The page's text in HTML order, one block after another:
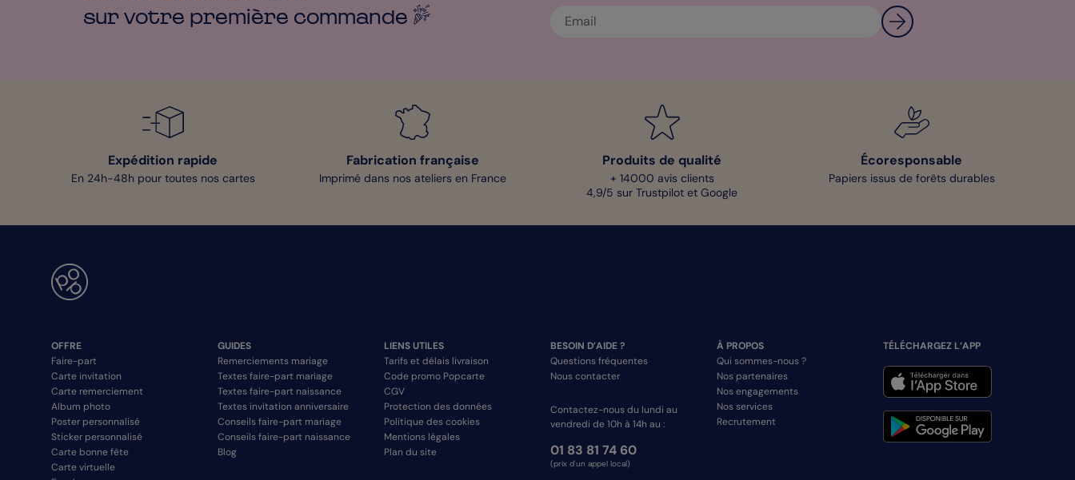
sur votre première commande
Expédition rapide
En 24h-48h pour toutes nos cartes
Fabrication française
Imprimé dans nos ateliers en France
Produits de qualité
+ 14000 avis clients
4,9/5 sur Trustpilot et Google
Écoresponsable
Papiers issus de forêts durables
OFFRE
Faire-part
Carte invitation
Carte remerciement
Album photo
Poster personnalisé
Sticker personnalisé
Carte bonne fête
Carte virtuelle
GUIDES
Remerciements mariage
Textes faire-part mariage
Textes faire-part naissance
Textes invitation anniversaire
Conseils faire-part mariage
Conseils faire-part naissance
Blog
LIENS UTILES
Tarifs et délais livraison
Code promo Popcarte
CGV
Protection des données
Politique des cookies
Mentions légales
Plan du site
BESOIN D’AIDE ?
Questions fréquentes
Nous contacter
Contactez-nous du lundi au
vendredi de 10h à 14h au :
01 83 81 74 60
(prix d'un appel local)
À PROPOS
Qui sommes-nous ?
Nos partenaires
Nos engagements
Nos services
Recrutement
TÉLÉCHARGEZ L’APP